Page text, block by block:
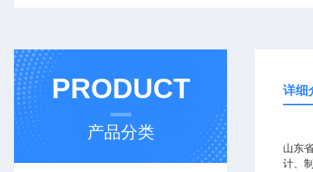
PRODUCT
产品分类
详细
山东
计、